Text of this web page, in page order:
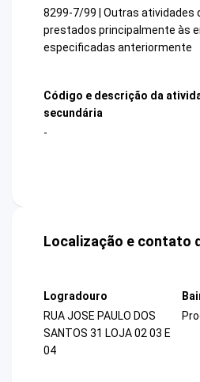
8299-7/99 | Outras atividades
prestados principalmente às
especificadas anteriormente
Código e descrição da
secundária
-
Localização e contato
Logradouro
RUA JOSE PAULO DOS
SANTOS 31 LOJA 02 03 E
04